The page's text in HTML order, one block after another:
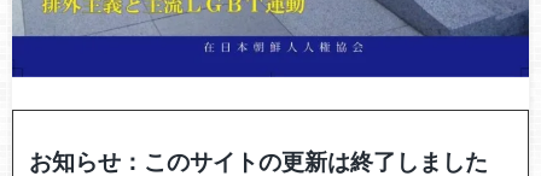
お知らせ：このサイトの更新は終了しました